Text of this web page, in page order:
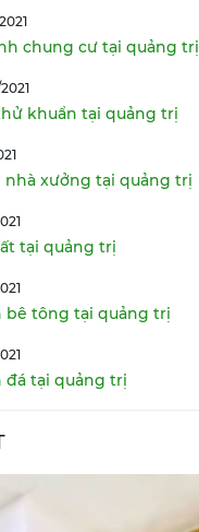
chung cư tại quảng trị
khuẩn tại quảng trị
nhà xưởng tại quảng trị
tại quảng trị
bê tông tại quảng trị
tại quảng trị